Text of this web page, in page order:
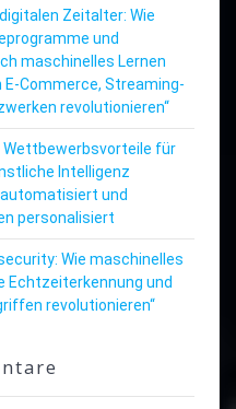
Zeitalter: Wie
und
maschinelles Lernen
Commerce, Streaming-
revolutionieren“
Wettbewerbsvorteile für
Intelligenz
und
personalisiert
Wie maschinelles
Echtzeiterkennung und
revolutionieren“